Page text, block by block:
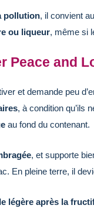
pollution, il convient
ou liqueur, même si
Peace and
et demande peu
, à condition qu’ils
au fond du contenant.
, et supporte
En pleine terre, il
légère après la